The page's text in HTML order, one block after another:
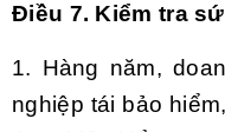
Điều 7. Kiểm tra
1. Hàng năm,
nghiệp tái bảo